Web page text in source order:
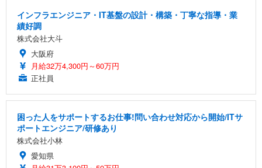
インフラエンジニア・IT基盤の設計・構築・丁寧な指導・業
績好調
株式会社大斗
大阪府
月給32万4,300円～60万円
正社員
困った人をサポートするお仕事!問い合わせ対応から開始/ITサ
ポートエンジニア/研修あり
株式会社小林
愛知県